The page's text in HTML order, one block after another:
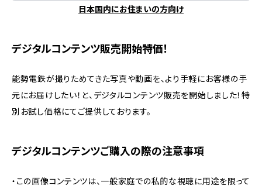
日本国内にお住まいの方向け
デジタルコンテンツ販売開始特価！
能勢電鉄が撮りためてきた写真や動画を、より手軽にお客様の手
元にお届けしたい！と、デジタルコンテンツ販売を開始しました！特
別お試し価格にてご提供しております。
デジタルコンテンツご購入の際の注意事項
・この画像コンテンツは、一般家庭での私的な視聴に用途を限って